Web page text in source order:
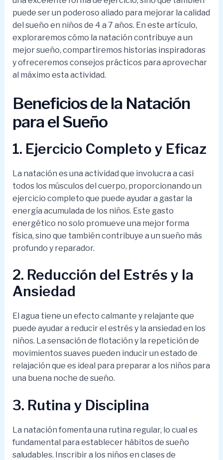
puede ser un poderoso aliado para mejorar la calidad
del sueño en niños de 4 a 7 años. En este artículo,
exploraremos cómo la natación contribuye a un
mejor sueño, compartiremos historias inspiradoras
y ofreceremos consejos prácticos para aprovechar
al máximo esta actividad.
Beneficios de la Natación
para el Sueño
1. Ejercicio Completo y Eficaz
La natación es una actividad que involucra a casi
todos los músculos del cuerpo, proporcionando un
ejercicio completo que puede ayudar a gastar la
energía acumulada de los niños. Este gasto
energético no solo promueve una mejor forma
física, sino que también contribuye a un sueño más
profundo y reparador.
2. Reducción del Estrés y la
Ansiedad
El agua tiene un efecto calmante y relajante que
puede ayudar a reducir el estrés y la ansiedad en los
niños. La sensación de flotación y la repetición de
movimientos suaves pueden inducir un estado de
relajación que es ideal para preparar a los niños para
una buena noche de sueño.
3. Rutina y Disciplina
La natación fomenta una rutina regular, lo cual es
fundamental para establecer hábitos de sueño
saludables. Inscribir a los niños en clases de